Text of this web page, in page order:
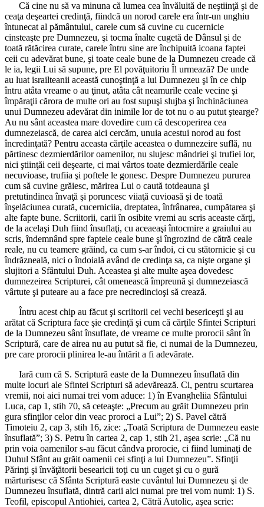
Că cine nu să va minuna că lumea cea învăluită de neştiinţă şi de
ceaţa deşeartei credinţă, fiindcă un norod carele era într-un unghiu
întunecat al pământului, carele cum să cuvine cu cucernicie
cinsteaşte pre Dumnezeu, şi tocma înalte cugetă de Dânsul şi de
toată rătăcirea curate, carele întru sine are închipuită icoana faptei
ceii cu adevărat bune, şi toate ceale bune de la Dumnezeu creade că
le ia, legii Lui să supune, pre El povăţuitoriu Îl urmează? De unde
au luat israilteanii această cunoştinţă a lui Dumnezeu şi în ce chip
întru atâta vreame o au ţinut, atâta cât neamurile ceale vecine şi
împăraţii cărora de multe ori au fost supuşi slujba şi închinăciunea
unui Dumnezeu adevărat din inimile lor de tot nu o au putut ştearge?
Au nu sânt aceastea mare dovedire cum că descoperirea cea
dumnezeiască, de carea aici cercăm, unuia acestui norod au fost
încredinţată? Pentru aceasta cărţile aceastea o dumnezeire suflă, nu
părtinesc dezmierdărilor oamenilor, nu slujesc mândriei şi trufiei lor,
nici ştiinţăi ceii deşearte, ci mai vârtos toate dezmierdările ceale
necuvioase, trufiia şi poftele le gonesc. Despre Dumnezeu pururea
cum să cuvine grăiesc, mărirea Lui o caută totdeauna şi
pretutindinea învaţă şi poruncesc viiaţă cuvioasă şi de toată
înşelăciunea curată, cucerniciia, dreptatea, înfrânarea, cumpătarea şi
alte fapte bune. Scriitorii, carii în osibite vremi au scris aceaste cărţi,
de la acelaşi Duh fiind însuflaţi, cu aceaeaşi întocmire a graiului au
scris, îndemnând spre faptele ceale bune şi îngrozind de cătră ceale
reale, nu cu teamere grăind, ca cum s-ar îndoi, ci cu stătornicie şi cu
îndrăzneală, nici o îndoială având de credinţa sa, ca nişte organe şi
slujitori a Sfântului Duh. Aceastea şi alte multe aşea dovedesc
dumnezeirea Scripturei, cât omenească împreună şi dumnezeiască
vârtute şi puteare au a face pre necredincioşi să crează.
Întru acest chip au făcut şi scriitorii cei vechi besericeşti şi au
arătat că Scriptura face şie credinţă şi cum că cărţile Sfintei Scripturi
de la Dumnezeu sânt însuflate, de vreame ce multe prorocii sânt în
Scriptură, care de airea nu au putut să fie, ci numai de la Dumnezeu,
pre care prorocii plinirea le-au întărit a fi adevărate.
Iară cum că S. Scriptură easte de la Dumnezeu însuflată din
multe locuri ale Sfintei Scripturi să adevărează. Ci, pentru scurtarea
vremii, noi aici numai trei vom aduce: 1) în Evangheliia Sfântului
Luca, cap 1, stih 70, să ceteaşte: „Precum au grăit Dumnezeu prin
gura sfinţilor celor din veac proroci a Lui”; 2) S. Pavel cătră
Timoteiu 2, cap 3, stih 16, zice: „Toată Scriptura de Dumnezeu easte
însuflată”; 3) S. Petru în cartea 2, cap 1, stih 21, aşea scrie: „Că nu
prin voia oamenilor s-au făcut cândva prorocie, ci fiind luminaţi de
Duhul Sfânt au grăit oamenii cei sfinţi a lui Dumnezeu”. Sfinţii
Părinţi şi învăţătorii besearicii toţi cu un cuget şi cu o gură
mărturisesc că Sfânta Scriptură easte cuvântul lui Dumnezeu şi de
Dumnezeu însuflată, dintră carii aici numai pre trei vom numi: 1) S.
Teofil, episcopul Antiohiei, cartea 2, Cătră Autolic, aşea scrie: